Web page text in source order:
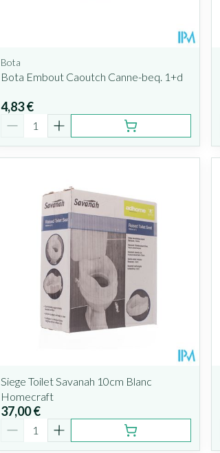
Bota
Bota Embout Caoutch Canne-beq. 1+d
4,83 €
Quantité
Siege Toilet Savanah 10cm Blanc
Homecraft
37,00 €
Quantité